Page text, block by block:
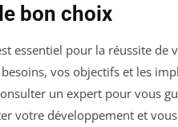
bon choix
essentiel pour la réussite de
vos objectifs et les
un expert pour vous
votre développement et